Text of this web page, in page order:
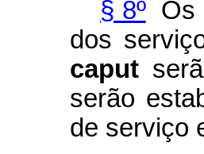
§ 8ºOs
dos
caput
serão
de serviço